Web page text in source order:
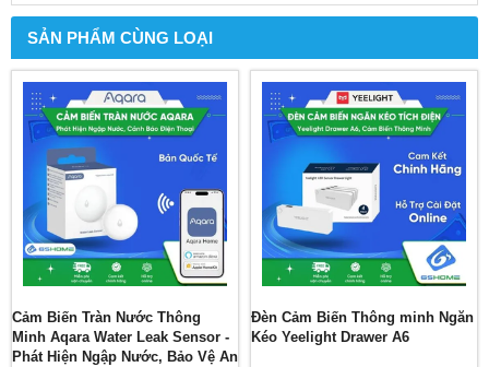
SẢN PHẨM CÙNG LOẠI
Cảm Biến Tràn Nước Thông
Minh Aqara Water Leak Sensor -
Phát Hiện Ngập Nước, Bảo Vệ An
Đèn Cảm Biến Thông minh Ngăn
Kéo Yeelight Drawer A6